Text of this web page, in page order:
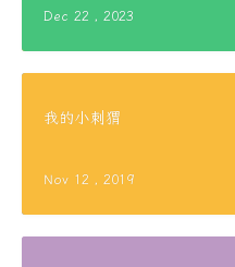
Dec 22 , 2023
我的小刺猬
Nov 12 , 2019